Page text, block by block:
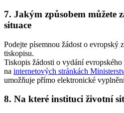
7. Jakým způsobem můžete
situace
Podejte písemnou žádost o evropský
tiskopisu.
Tiskopis žádosti o vydání
na internetových stránkách
umožňuje přímo elektronické
8. Na které instituci životní